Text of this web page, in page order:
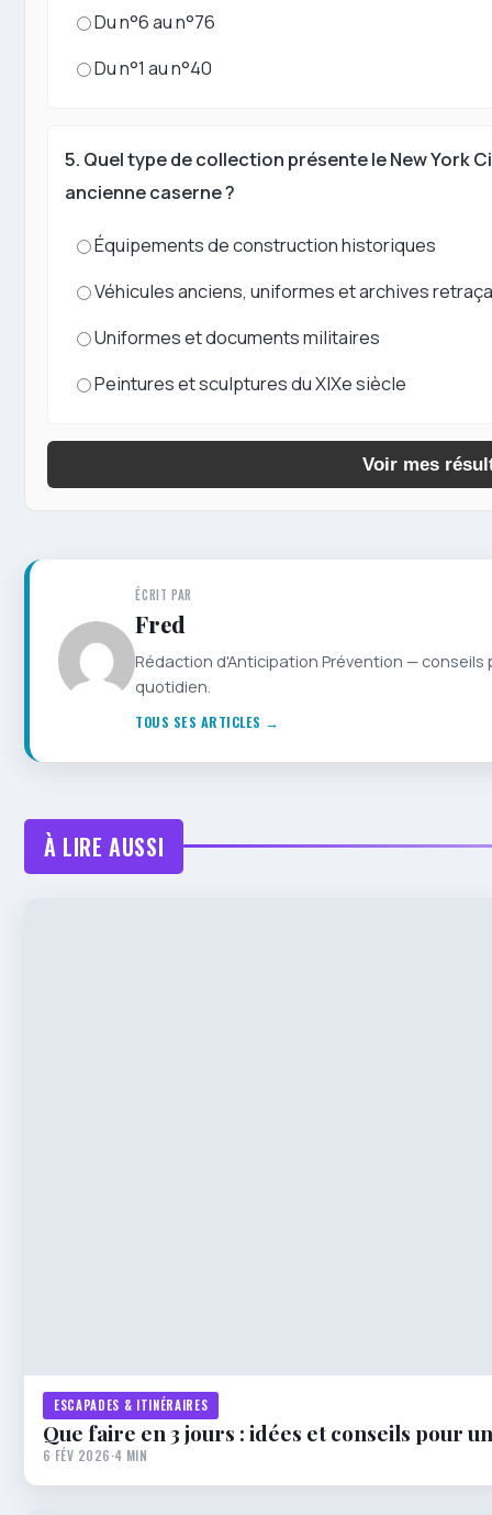
Du n°6 au n°76
Du n°1 au n°40
5. Quel type de collection présente le New York
ancienne caserne ?
Équipements de construction historiques
Véhicules anciens, uniformes et archives
Uniformes et documents militaires
Peintures et sculptures du XIXe siècle
Voir mes
ÉCRIT PAR
Fred
Rédaction d'Anticipation Prévention —
quotidien.
TOUS SES ARTICLES →
À LIRE AUSSI
ESCAPADES & ITINÉRAIRES
Que faire en 3 jours : idées et conseils pour
6 FÉV 2026·4 MIN